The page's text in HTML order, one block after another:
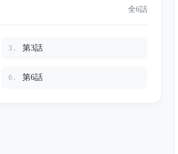
全6話
3. 第3話
6. 第6話